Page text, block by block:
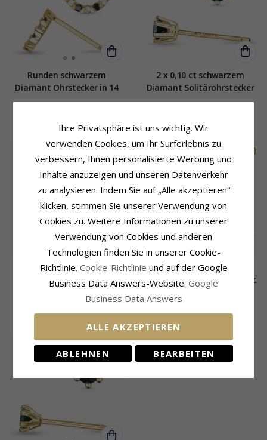
Runden schwarzem
Diamant Ohrstecker in 14
Karat Gold mit Diamant
2 x 0,10 ct schwarzem
Diamant Solitärohrstecker
in 9 Karat Gold mit schwarz
2 x 0,25 ct schwarzem
Diamant Solitärohrstecker
schwarz Diamant
660,-
Schwarz Diamant
Solitärohrstecker in 9 Karat
Weißgold mit Diamant
Ihre Privatsphäre ist uns wichtig. Wir
verwenden Cookies, um Ihr Surferlebnis zu
verbessern, Ihnen personalisierte Werbung und
Inhalte anzuzeigen und unseren Datenverkehr
zu analysieren. Indem Sie auf „Alle akzeptieren“
klicken, stimmen Sie unserer Verwendung von
Cookies zu. Weitere Informationen zu unserer
Verwendung von Cookies und anderen
Technologien finden Sie in unserer Cookie-
Richtlinie. Cookie-Richtlinie und auf der Google
Business Data Answers-Website. Google
Business Data Answers
ALLE AKZEPTIEREN
ABLEHNEN BEARBEITEN